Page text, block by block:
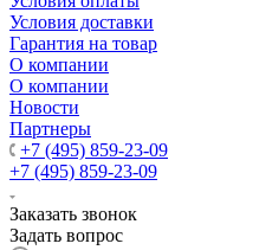
Условия доставки
Гарантия на товар
О компании
О компании
Новости
Партнеры
+7 (495) 859-23-09
+7 (495) 859-23-09
Заказать звонок
Задать вопрос